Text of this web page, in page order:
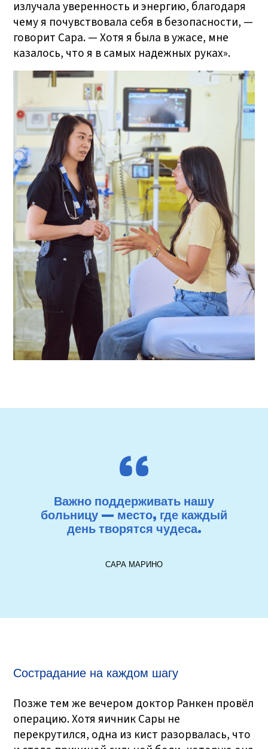
излучала уверенность и энергию, благодаря
чему я почувствовала себя в безопасности, —
говорит Сара. — Хотя я была в ужасе, мне
казалось, что я в самых надежных руках».
Важно поддерживать нашу
больницу — место, где каждый
день творятся чудеса.
САРА МАРИНО
Сострадание на каждом шагу
Позже тем же вечером доктор Ранкен провёл
операцию. Хотя яичник Сары не
перекрутился, одна из кист разорвалась, что